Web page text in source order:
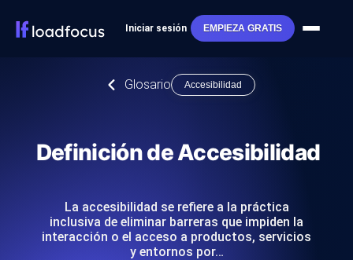
Iniciar sesión EMPIEZA GRATIS
Glosario Accesibilidad
Definición de Accesibilidad
La accesibilidad se refiere a la práctica
inclusiva de eliminar barreras que impiden la
interacción o el acceso a productos, servicios
y entornos por…